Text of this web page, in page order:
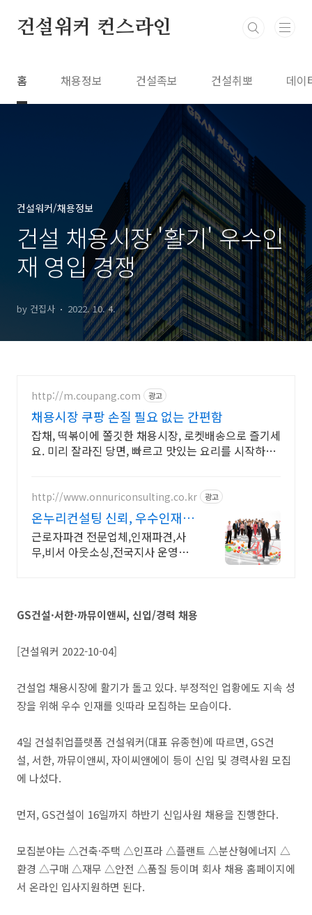
건설워커 컨스라인
홈 채용정보 건설족보 건설취뽀 데이
건설워커/채용정보
건설 채용시장 '활기' 우수인
재 영입 경쟁
by 건집사 2022. 10. 4.
http://m.coupang.com 광고
채용시장 쿠팡 손질 필요 없는 간편함
잡채, 떡볶이에 쫄깃한 채용시장, 로켓배송으로 즐기세
요. 미리 잘라진 당면, 빠르고 맛있는 요리를 시작하세
http://www.onnuriconsulting.co.kr 광고
온누리컨설팅 신뢰, 우수인재서
비스
근로자파견 전문업체,인재파견,사
무,비서 아웃소싱,전국지사 운영중,
GS건설·서한·까뮤이앤씨, 신입/경력 채용
[건설워커 2022-10-04]
건설업 채용시장에 활기가 돌고 있다. 부정적인 업황에도 지속 성
장을 위해 우수 인재를 잇따라 모집하는 모습이다.
4일 건설취업플랫폼 건설워커(대표 유종현)에 따르면, GS건
설, 서한, 까뮤이앤씨, 자이씨앤에이 등이 신입 및 경력사원 모집
에 나섰다.
먼저, GS건설이 16일까지 하반기 신입사원 채용을 진행한다.
모집분야는 △건축·주택 △인프라 △플랜트 △분산형에너지 △
환경 △구매 △재무 △안전 △품질 등이며 회사 채용 홈페이지에
서 온라인 입사지원하면 된다.